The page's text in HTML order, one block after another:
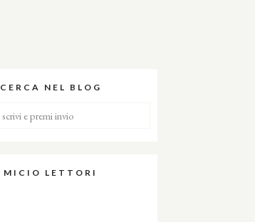
CERCA NEL BLOG
MICIO LETTORI